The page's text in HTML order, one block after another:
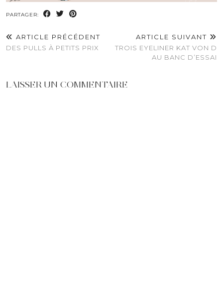
PARTAGER:
ARTICLE PRÉCÉDENT
DES PULLS À PETITS PRIX
ARTICLE SUIVANT
TROIS EYELINER KAT VON D
AU BANC D’ESSAI
LAISSER UN COMMENTAIRE